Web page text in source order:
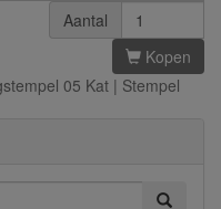
Aantal
Kopen
05 Kat | Stempel